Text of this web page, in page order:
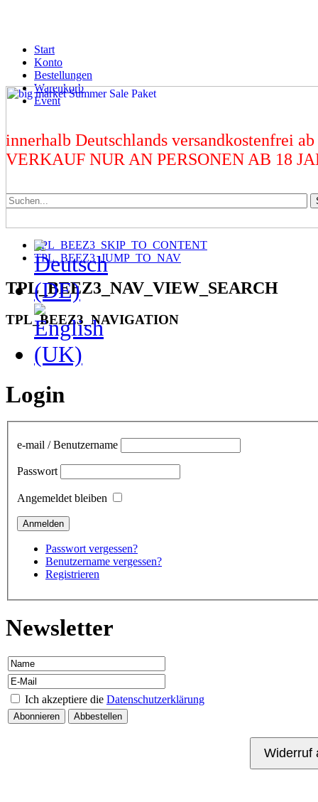
Start
Konto
Bestellungen
Warenkorb
Event
innerhalb Deutschlands versandkostenfrei
VERKAUF NUR AN PERSONEN AB 18
TPL_BEEZ3_SKIP_TO_CONTENT
TPL_BEEZ3_JUMP_TO_NAV
TPL_BEEZ3_NAV_VIEW_SEARCH
TPL_BEEZ3_NAVIGATION
Login
e-mail / Benutzername
Passwort
Angemeldet bleiben
Passwort vergessen?
Benutzername vergessen?
Registrieren
Newsletter
Ich akzeptiere die Datenschutzerklärung